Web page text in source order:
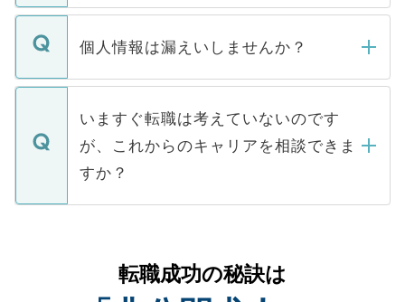
ません。
■応募殺到を避けるため 人気のある医療機
関を公にしてしまうと、応募が殺到する場
に、医療機関が求める条件に合った人材の
みを人材紹介会社に依頼するケースが増え
ています。
転職・入職を強要することは一切ありませ
ん。また、仮に応募先から内定をいただい
定を承諾する必要はありません。内定先へ
の辞退の連絡はキャリアパートナーが行い
個人情報は漏えいしませんか？
個人情報が漏えいすることはありませんの
で、ご安心ください。当サイトからの登録
などで収集したご登録者様の個人情報は、
ご本人のキャリアアップおよび転職活動の
支援を目的に使用いたします。お預かりし
ているすべての個人データはご本人の許可
は、個人情報の取り扱いについての厳密な
管理基準を満たした事業者のみに付与され
いますぐ転職は考えていないのです
が、これからのキャリアを相談できま
すか？
かがいして、現在の医療機関の状況や紹介
経験をまじえながら、適切なアドバイスを
転職成功の秘訣は